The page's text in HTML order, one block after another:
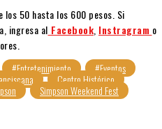
los 50 hasta los 600 pesos. Si
ingresa al Facebook, Instragram o
#Entretenimiento #Eventos
Centro Histórico
Simpson Weekend Fest